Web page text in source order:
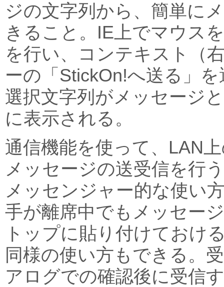
ジの文字列から、簡単に
きること。IE上でマウス
を行い、コンテキスト（
ーの「StickOn!へ送る」
選択文字列がメッセージ
に表示される。
通信機能を使って、LAN
メッセージの送受信を行
メッセンジャー的な使い
手が離席中でもメッセー
トップに貼り付けておけ
同様の使い方もできる。
アログでの確認後に受信